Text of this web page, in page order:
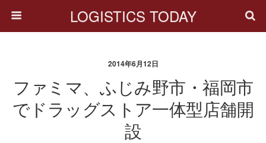
LOGISTICS TODAY
2014年6月12日
ファミマ、ふじみ野市・福岡市
でドラッグストア一体型店舗開
設